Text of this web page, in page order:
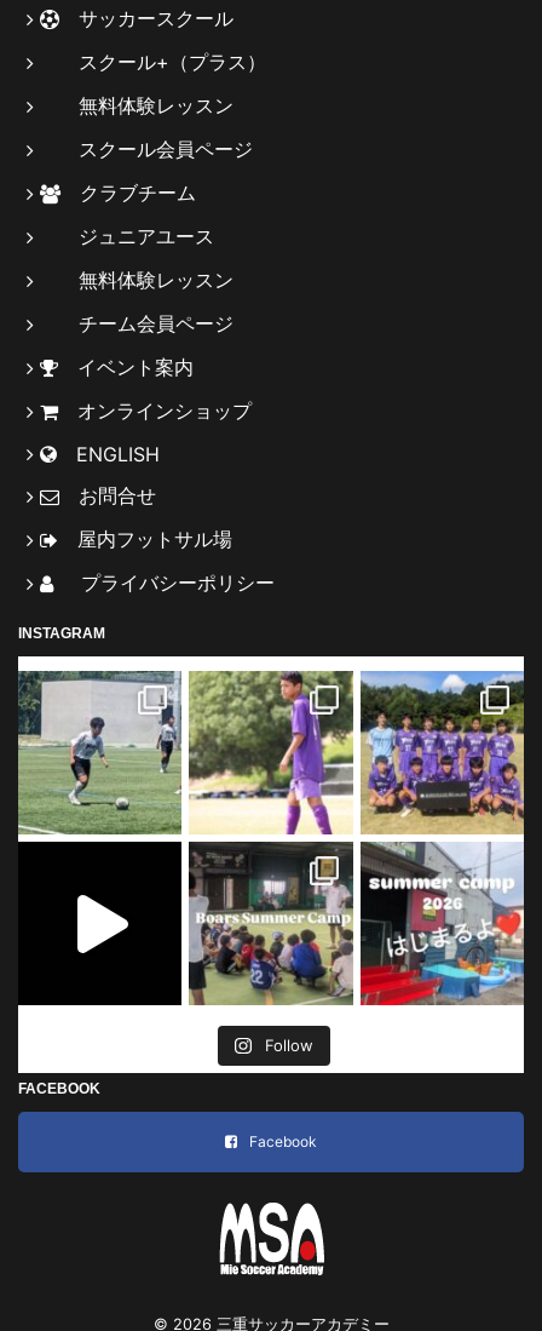
サッカースクール
スクール+（プラス）
無料体験レッスン
スクール会員ページ
クラブチーム
ジュニアユース
無料体験レッスン
チーム会員ページ
イベント案内
オンラインショップ
ENGLISH
お問合せ
屋内フットサル場
プライバシーポリシー
INSTAGRAM
Follow
FACEBOOK
Facebook
© 2026 三重サッカーアカデミー